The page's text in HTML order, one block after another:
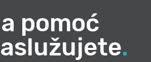
pomoć
.